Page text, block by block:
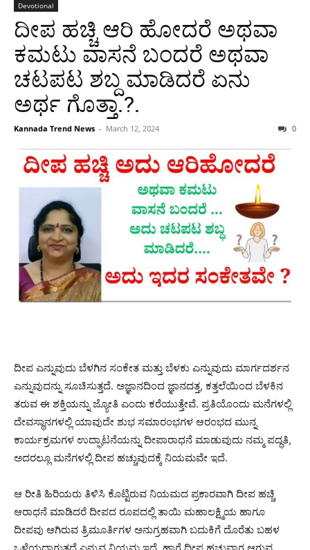
Devotional
ದೀಪ ಹಚ್ಚಿ ಆರಿ ಹೋದರೆ ಅಥವಾ
ಕಮಟು ವಾಸನೆ ಬಂದರೆ ಅಥವಾ
ಚಟಪಟ ಶಬ್ದ ಮಾಡಿದರೆ ಏನು
ಅರ್ಥ ಗೊತ್ತಾ.?.
Kannada Trend News - March 12, 2024 0
ದೀಪ ಎನ್ನುವುದು ಬೆಳಗಿನ ಸಂಕೇತ ಮತ್ತು ಬೆಳಕು ಎನ್ನುವುದು ಮಾರ್ಗದರ್ಶನ
ಎನ್ನುವುದನ್ನು ಸೂಚಿಸುತ್ತದೆ. ಅಜ್ಞಾನದಿಂದ ಜ್ಞಾನದತ್ತ, ಕತ್ತಲೆಯಿಂದ ಬೆಳಕಿನ
ತರುವ ಈ ಶಕ್ತಿಯನ್ನು ಜ್ಯೋತಿ ಎಂದು ಕರೆಯುತ್ತೇವೆ. ಪ್ರತಿಯೊಂದು ಮನೆಗಳಲ್ಲಿ
ದೇವಸ್ಥಾನಗಳಲ್ಲಿ ಯಾವುದೇ ಶುಭ ಸಮಾರಂಭಗಳ ಆರಂಭದ ಮುನ್ನ
ಕಾರ್ಯಕ್ರಮಗಳ ಉದ್ಘಾಟನೆಯನ್ನು ದೀಪಾರಾಧನೆ ಮಾಡುವುದು ನಮ್ಮ ಪದ್ಧತಿ,
ಅದರಲ್ಲೂ ಮನೆಗಳಲ್ಲಿ ದೀಪ ಹಚ್ಚುವುದಕ್ಕೆ ನಿಯಮವೇ ಇದೆ.
ಆ ರೀತಿ ಹಿರಿಯರು ತಿಳಿಸಿ ಕೊಟ್ಟಿರುವ ನಿಯಮದ ಪ್ರಕಾರವಾಗಿ ದೀಪ ಹಚ್ಚಿ
ಆರಾಧನೆ ಮಾಡಿದರೆ ದೀಪದ ರೂಪದಲ್ಲಿ ತಾಯಿ ಮಹಾಲಕ್ಷ್ಮಿಯ ಹಾಗೂ
ದೀಪವು ಆಗಿರುವ ತ್ರಿಮೂರ್ತಿಗಳ ಅನುಗ್ರಹವಾಗಿ ಬದುಕಿಗೆ ದೊರೆತು ಬಹಳ
ಒಳ್ಳೆಯದಾಗುತ್ತದೆ ಎನ್ನುವ ನಿಯಮ ಇದೆ. ಹಾಗೆ ದೀಪ ಹಚ್ಚುವಾಗ ಆಗುವ